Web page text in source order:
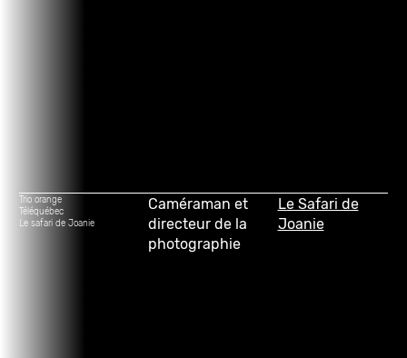
Trio orange
Téléquébec
Le safari de Joanie
Caméraman et
directeur de la
photographie
Le Safari de
Joanie